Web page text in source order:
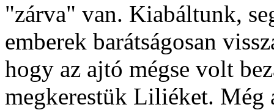
"zárva" van. Kiabáltunk,
emberek barátságosan
hogy az ajtó mégse volt
megkerestük Liliéket. Még